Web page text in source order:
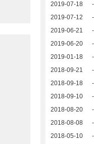
2019-07-18
-
2019-07-12
-
2019-06-21
-
2019-06-20
-
2019-01-18
-
2018-09-21
-
2018-09-18
-
2018-09-10
-
2018-08-20
-
2018-08-08
-
2018-05-10
-